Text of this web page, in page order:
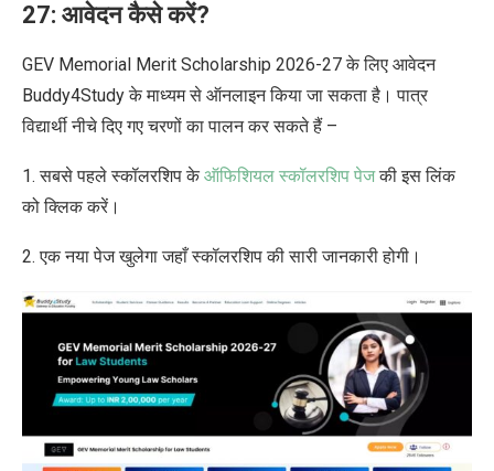
27: आवेदन कैसे करें?
GEV Memorial Merit Scholarship 2026-27 के लिए आवेदन
Buddy4Study के माध्यम से ऑनलाइन किया जा सकता है। पात्र
विद्यार्थी नीचे दिए गए चरणों का पालन कर सकते हैं –
1. सबसे पहले स्कॉलरशिप केऑफिशियल स्कॉलरशिप पेजकी इस लिंक
को क्लिक करें।
2. एक नया पेज खुलेगा जहाँ स्कॉलरशिप की सारी जानकारी होगी।